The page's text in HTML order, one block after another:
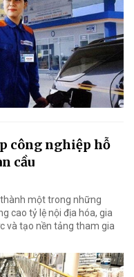
công nghiệp hỗ
cầu
một trong những
cao tỷ lệ nội địa hóa, gia
và tạo nền tảng tham gia